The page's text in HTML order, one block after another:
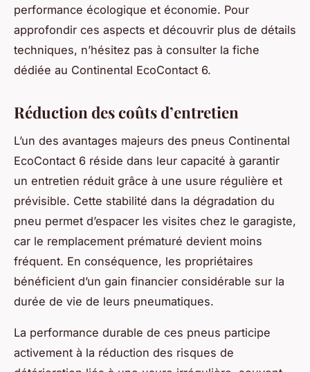
performance écologique et économie. Pour
approfondir ces aspects et découvrir plus de détails
techniques, n’hésitez pas à consulter la fiche
dédiée au Continental EcoContact 6.
Réduction des coûts d’entretien
L’un des avantages majeurs des pneus Continental
EcoContact 6 réside dans leur capacité à garantir
un entretien réduit grâce à une usure régulière et
prévisible. Cette stabilité dans la dégradation du
pneu permet d’espacer les visites chez le garagiste,
car le remplacement prématuré devient moins
fréquent. En conséquence, les propriétaires
bénéficient d’un gain financier considérable sur la
durée de vie de leurs pneumatiques.
La performance durable de ces pneus participe
activement à la réduction des risques de